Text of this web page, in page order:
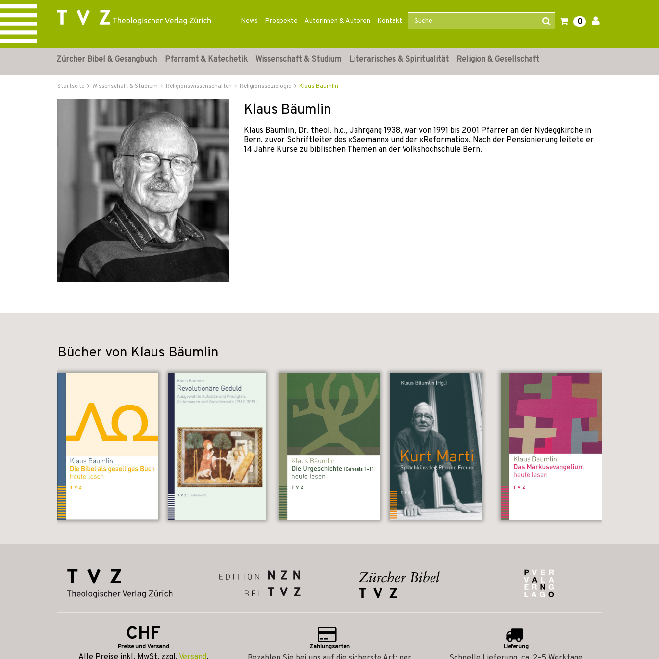
News Prospekte Autorinnen & Autoren Kontakt 0
Zürcher Bibel & Gesangbuch Pfarramt & Katechetik Wissenschaft & Studium Literarisches & Spiritualität Religion & Gesellschaft
Startseite Wissenschaft & Studium Religionswissenschaften Religionssoziologie Klaus Bäumlin
Klaus Bäumlin
Klaus Bäumlin, Dr. theol. h.c., Jahrgang 1938, war von 1991 bis 2001 Pfarrer an der Nydeggkirche in
Bern, zuvor Schriftleiter des «Saemann» und der «Reformatio». Nach der Pensionierung leitete er
14 Jahre Kurse zu biblischen Themen an der Volkshochschule Bern.
Bücher von Klaus Bäumlin
CHF
Preise und Versand
Alle Preise inkl. MwSt, zzgl. Versand.
Zahlungsarten Lieferung